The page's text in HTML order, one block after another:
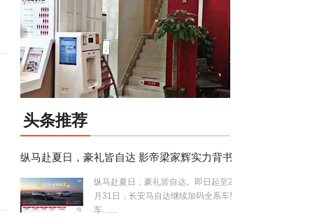
头条推荐
纵马赴夏日，豪礼皆自达。即日起至2026年5
月31日，长安马自达继续加码全系车型购
车…...